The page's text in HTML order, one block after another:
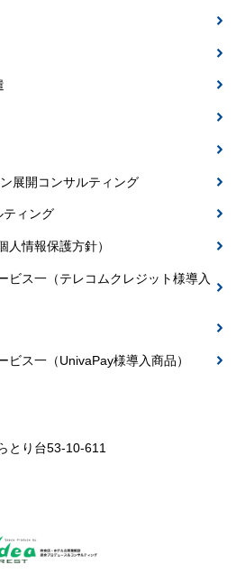
展開コンサルティング
ティング
人情報保護方針）
ビス一（テレコムクレジット様導入
ビス一（UnivaPay様導入商品）
とり台53-10-611